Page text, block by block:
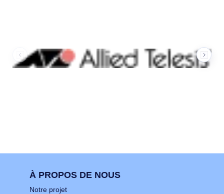
À PROPOS DE NOUS
Notre projet